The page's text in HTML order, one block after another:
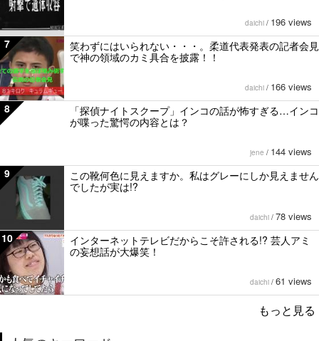
daichi / 196 views
7
笑わずにはいられない・・・。柔道代表発表の記者会見
で神の領域のカミ具合を披露！！
daichi / 166 views
8
「探偵ナイトスクープ」インコの話が怖すぎる…インコ
が喋った驚愕の内容とは？
jene / 144 views
9
この靴何色に見えますか。私はグレーにしか見えません
でしたが実は!?
daichi / 78 views
10
インターネットテレビだからこそ許される!? 芸人アミ
の妄想話が大爆笑！
daichi / 61 views
もっと見る